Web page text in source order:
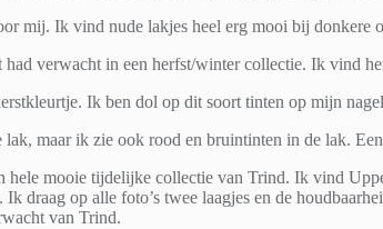
mij. Ik vind nude lakjes heel erg mooi bij donkere
verwacht in een herfst/winter collectie. Ik vind
Ik ben dol op dit soort tinten op mijn
lak, maar ik zie ook rood en bruintinten in de lak.
mooie tijdelijke collectie van Trind. Ik vind
draag op alle foto’s twee laagjes en de
van Trind.